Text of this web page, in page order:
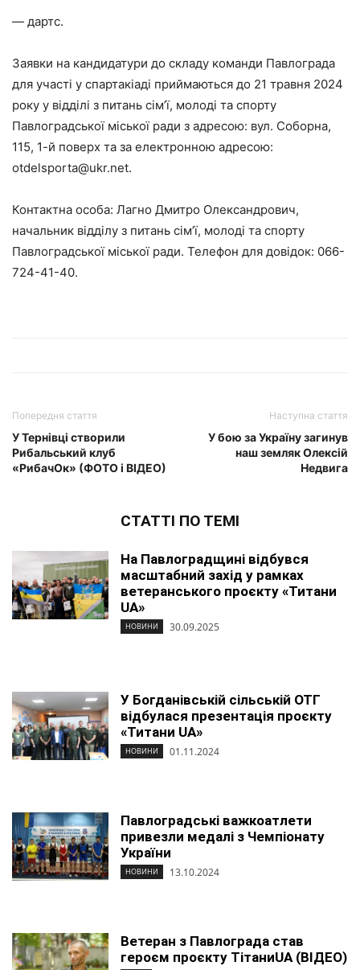
— дартс.
Заявки на кандидатури до складу команди Павлограда
для участі у спартакіаді приймаються до 21 травня 2024
року у відділі з питань сім’ї, молоді та спорту
Павлоградської міської ради з адресою: вул. Соборна,
115, 1-й поверх та за електронною адресою:
otdelsporta@ukr.net.
Контактна особа: Лагно Дмитро Олександрович,
начальник відділу з питань сім’ї, молоді та спорту
Павлоградської міської ради. Телефон для довідок: 066-
724-41-40.
Попередня стаття
У Тернівці створили
Рибальський клуб
«РибачОк» (ФОТО і ВІДЕО)
Наступна стаття
У бою за Україну загинув
наш земляк Олексій
Недвига
СТАТТІ ПО ТЕМІ
На Павлоградщині відбувся
масштабний захід у рамках
ветеранського проєкту «Титани
UA»
НОВИНИ 30.09.2025
У Богданівській сільській ОТГ
відбулася презентація проєкту
«Титани UA»
НОВИНИ 01.11.2024
Павлоградські важкоатлети
привезли медалі з Чемпіонату
України
НОВИНИ 13.10.2024
Ветеран з Павлограда став
героєм проєкту ТітаниUA (ВІДЕО)